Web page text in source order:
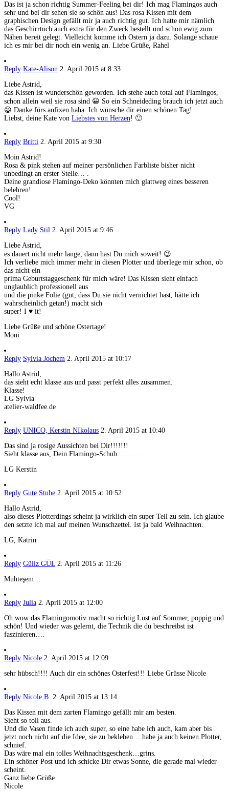
Das ist ja schon richtig Summer-Feeling bei dir! Ich mag Flamingos auch
sehr und bei dir sehen sie so schön aus! Das rosa Kissen mit dem
graphischen Design gefällt mir ja auch richtig gut. Ich hatte mir nämlich
das Geschirrtuch auch extra für den Zweck bestellt und schon ewig zum
Nähen bereit gelegt. Vielleicht komme ich Ostern ja dazu. Solange schaue
ich es mir bei dir noch ein wenig an. Liebe Grüße, Rahel
Reply Kate-Alison 2. April 2015 at 8:33
Liebe Astrid,
das Kissen ist wunderschön geworden. Ich stehe auch total auf Flamingos,
schon allein weil sie rosa sind 😀 So ein Schneideding brauch ich jetzt auch
😀 Danke fürs anfixen haha. Ich wünsche dir einen schönen Tag!
Liebst, deine Kate von Liebstes von Herzen! 🙂
Reply Britti 2. April 2015 at 9:30
Moin Astrid!
Rosa & pink stehen auf meiner persönlichen Farbliste bisher nicht
unbedingt an erster Stelle… .
Deine grandiose Flamingo-Deko könnten mich glattweg eines besseren
belehren!
Cool!
VG
Reply Lady Stil 2. April 2015 at 9:46
Liebe Astrid,
es dauert nicht mehr lange, dann hast Du mich soweit! 😉
Ich verliebe mich immer mehr in diesen Plotter und überlege mir schon, ob
das nicht ein
prima Geburtstaggeschenk für mich wäre! Das Kissen sieht einfach
unglaublich professionell aus
und die pinke Folie (gut, dass Du sie nicht vernichtet hast, hätte ich
wahrscheinlich getan!) macht sich
super! I ♥ it!
Liebe Grüße und schöne Ostertage!
Moni
Reply Sylvia Jochem 2. April 2015 at 10:17
Hallo Astrid,
das sieht echt klasse aus und passt perfekt alles zusammen.
Klasse!
LG Sylvia
atelier-waldfee.de
Reply UNICO, Kerstin NIkolaus 2. April 2015 at 10:40
Das sind ja rosige Aussichten bei Dir!!!!!!!
Sieht klasse aus, Dein Flamingo-Schub……….
LG Kerstin
Reply Gute Stube 2. April 2015 at 10:52
Hallo Astrid,
also dieses Plotterdings scheint ja wirklich ein super Teil zu sein. Ich glaube
den setzte ich mal auf meinen Wunschzettel. Ist ja bald Weihnachten.
LG, Katrin
Reply Güliz GÜL 2. April 2015 at 11:26
Muhteşem…
Reply Julia 2. April 2015 at 12:00
Oh wow das Flamingomotiv macht so richtig Lust auf Sommer, poppig und
schön! Und wieder was gelernt, die Technik die du beschreibst ist
faszinieren….
Reply Nicole 2. April 2015 at 12:09
sehr hübsch!!!! Auch dir ein schönes Osterfest!!! Liebe Grüsse Nicole
Reply Nicole B. 2. April 2015 at 13:14
Das Kissen mit dem zarten Flamingo gefällt mir am besten.
Sieht so toll aus.
Und die Vasen finde ich auch super, so eine habe ich auch, kam aber bis
jetzt noch nicht auf die Idee, sie zu bekleben….habe ja auch keinen Plotter,
schnief.
Das wäre mal ein tolles Weihnachtsgeschenk…grins.
Ein schöner Post und ich schicke Dir etwas Sonne, die gerade mal wieder
scheint.
Ganz liebe Grüße
Nicole